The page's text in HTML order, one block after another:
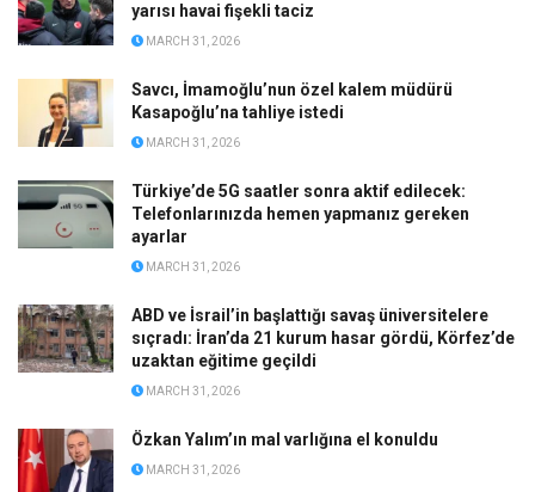
yarısı havai fişekli taciz
MARCH 31, 2026
Savcı, İmamoğlu’nun özel kalem müdürü
Kasapoğlu’na tahliye istedi
MARCH 31, 2026
Türkiye’de 5G saatler sonra aktif edilecek:
Telefonlarınızda hemen yapmanız gereken
ayarlar
MARCH 31, 2026
ABD ve İsrail’in başlattığı savaş üniversitelere
sıçradı: İran’da 21 kurum hasar gördü, Körfez’de
uzaktan eğitime geçildi
MARCH 31, 2026
Özkan Yalım’ın mal varlığına el konuldu
MARCH 31, 2026